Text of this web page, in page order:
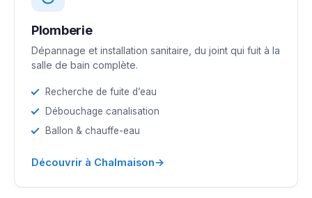
Plomberie
Dépannage et installation sanitaire, du joint qui fuit à la
salle de bain complète.
Recherche de fuite d’eau
Débouchage canalisation
Ballon & chauffe-eau
Découvrir à Chalmaison→